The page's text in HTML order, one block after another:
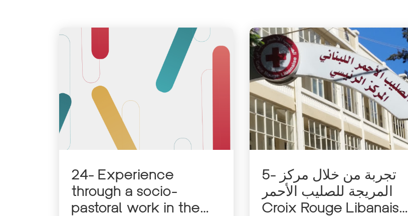
24- Experience
through a socio-
pastoral work in the
5- تجربة من خلال مركز
المريجة للصليب الأحمر
Croix Rouge Libanaise